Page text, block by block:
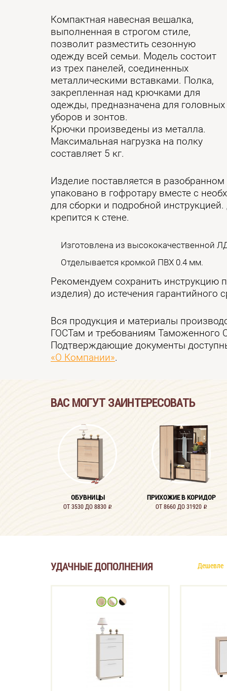
Компактная навесная вешалка,
выполненная в строгом стиле,
позволит разместить сезонную
одежду всей семьи. Модель состоит
из трех панелей, соединенных
металлическими вставками. Полка,
закрепленная над крючками для
одежды, предназначена для головных
уборов и зонтов.
Крючки произведены из металла.
Максимальная нагрузка на полку
составляет 5 кг.
Изделие поставляется в
упаковано в гофротару вместе с
для сборки и подробной
крепится к стене.
Изготовлена из высококачественной
Отделывается кромкой ПВХ 0.4 мм.
Рекомендуем сохранить инструкцию
изделия) до истечения гарантийного
Вся продукция и материалы
ГОСТам и требованиям Таможенного
Подтверждающие документы
«О Компании».
ВАС МОГУТ ЗАИНТЕРЕСОВАТЬ
ОБУВНИЦЫ
ОТ 3530 ДО 8830 i
ПРИХОЖИЕ В КОРИДОР
ОТ 8660 ДО 31920 i
УДАЧНЫЕ ДОПОЛНЕНИЯ Дешевле